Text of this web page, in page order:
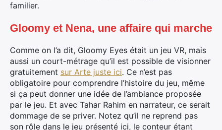
familier.
Gloomy et Nena, une affaire qui marche
Comme on l’a dit, Gloomy Eyes était un jeu VR, mais
aussi un court-métrage qu’il est possible de visionner
gratuitement sur Arte juste ici. Ce n’est pas
obligatoire pour comprendre l’histoire du jeu, même
si ça peut donner une idée de l’ambiance proposée
par le jeu. Et avec Tahar Rahim en narrateur, ce serait
dommage de se priver. Notez qu’il ne reprend pas
son rôle dans le jeu présenté ici, le conteur étant